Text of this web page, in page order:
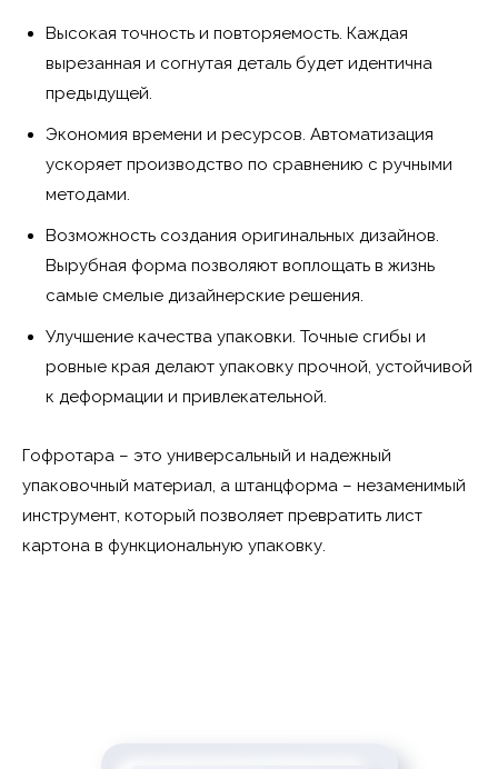
Высокая точность и повторяемость. Каждая
вырезанная и согнутая деталь будет идентична
предыдущей.
Экономия времени и ресурсов. Автоматизация
ускоряет производство по сравнению с ручными
методами.
Возможность создания оригинальных дизайнов.
Вырубная форма позволяют воплощать в жизнь
самые смелые дизайнерские решения.
Улучшение качества упаковки. Точные сгибы и
ровные края делают упаковку прочной, устойчивой
к деформации и привлекательной.
Гофротара – это универсальный и надежный
упаковочный материал, а штанцформа – незаменимый
инструмент, который позволяет превратить лист
картона в функциональную упаковку.